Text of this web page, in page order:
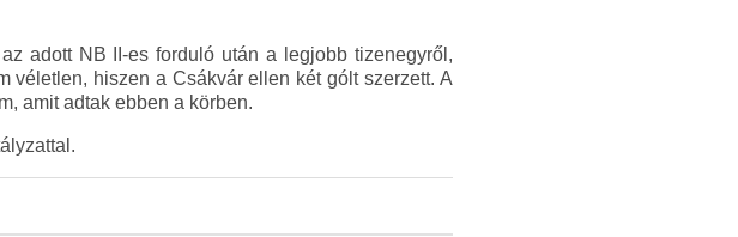
adott NB II-es forduló után a legjobb tizenegyről,
véletlen, hiszen a Csákvár ellen két gólt szerzett. A
amit adtak ebben a körben.